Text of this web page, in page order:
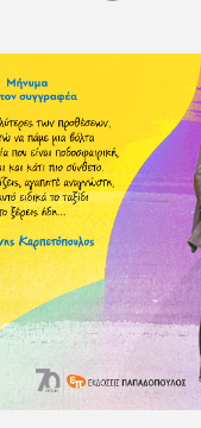
Βέρν πριν τον
απέκτησε τους
του άρεσε να κάνει
Μεγαλώνοντας
εξωτερικό, είδε
και στο περιοδικό
περιπέτειες
γέλιο στους φίλους του -
Πήγε στρατό κανονικά
μια καλή σχέση με την
αισθάνεται πως
θέση. Κείμενο με
του πρωτοδημοσιεύτηκε
1992. Επέστρεψε
1998, δούλεψε για
να πει όχι), και
κι έμειναν και
από τη